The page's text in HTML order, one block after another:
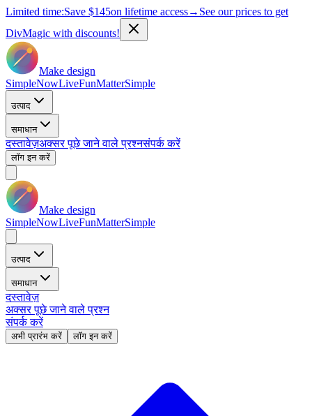
Limited time:Save $145on lifetime access→ See our prices to get
DivMagic with discounts!
Make design
SimpleNowLiveFunMatterSimple
उत्पाद
समाधान
दस्तावेज़अक्सर पूछे जाने वाले प्रश्नसंपर्क करें
लॉग इन करें
Make design
SimpleNowLiveFunMatterSimple
उत्पाद
समाधान
दस्तावेज़
अक्सर पूछे जाने वाले प्रश्न
संपर्क करें
अभी प्रारंभ करें लॉग इन करें